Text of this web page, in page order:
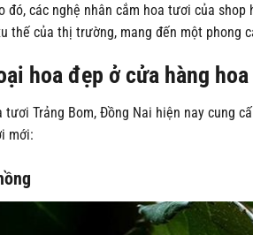
đó, các nghệ nhân cắm hoa tươi của
thế của thị trường, mang đến một phong
hoa đẹp ở cửa hàng
tươi Trảng Bom, Đồng Nai hiện nay cung
mới: